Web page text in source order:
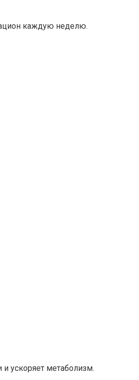
каждую неделю.
ускоряет метаболизм.